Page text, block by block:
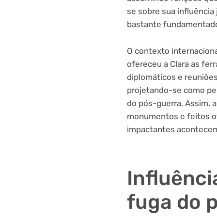
se sobre sua
bastante
O contexto
ofereceu a Clara as
diplomáticos e
projetando-se como
do pós-guerra. Assim,
monumentos e feitos
impactantes
fuga do